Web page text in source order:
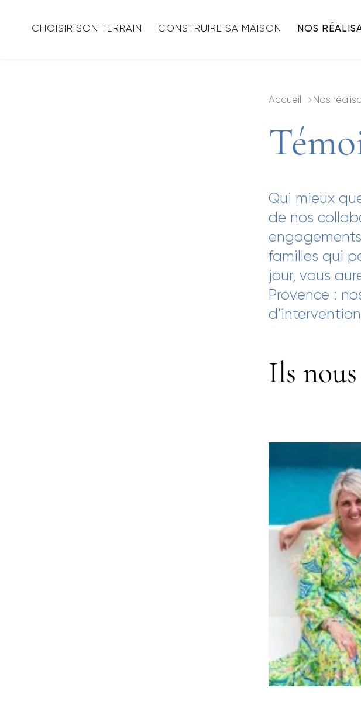
CHOISIR SON TERRAIN CONSTRUIRE SA MAISON NOS
Accueil Nos
Qui mieux
de nos
familles qui
jour, vous
Provence :
Ils